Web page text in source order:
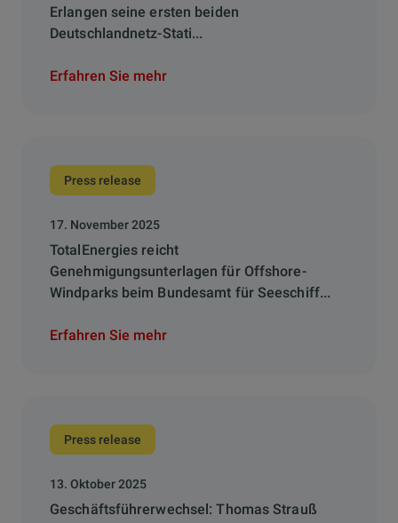
Erlangen seine ersten beiden
Deutschlandnetz-Stati...
Erfahren Sie mehr
Press release
17. November 2025
TotalEnergies reicht
Genehmigungsunterlagen für Offshore-
Windparks beim Bundesamt für Seeschiff...
Erfahren Sie mehr
Press release
13. Oktober 2025
Geschäftsführerwechsel: Thomas Strauß